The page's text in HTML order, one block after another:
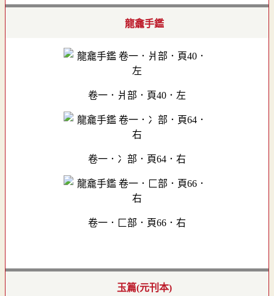
龍龕手鑑
卷一．爿部．頁40．左
卷一．冫部．頁64．右
卷一．匚部．頁66．右
玉篇(元刊本)